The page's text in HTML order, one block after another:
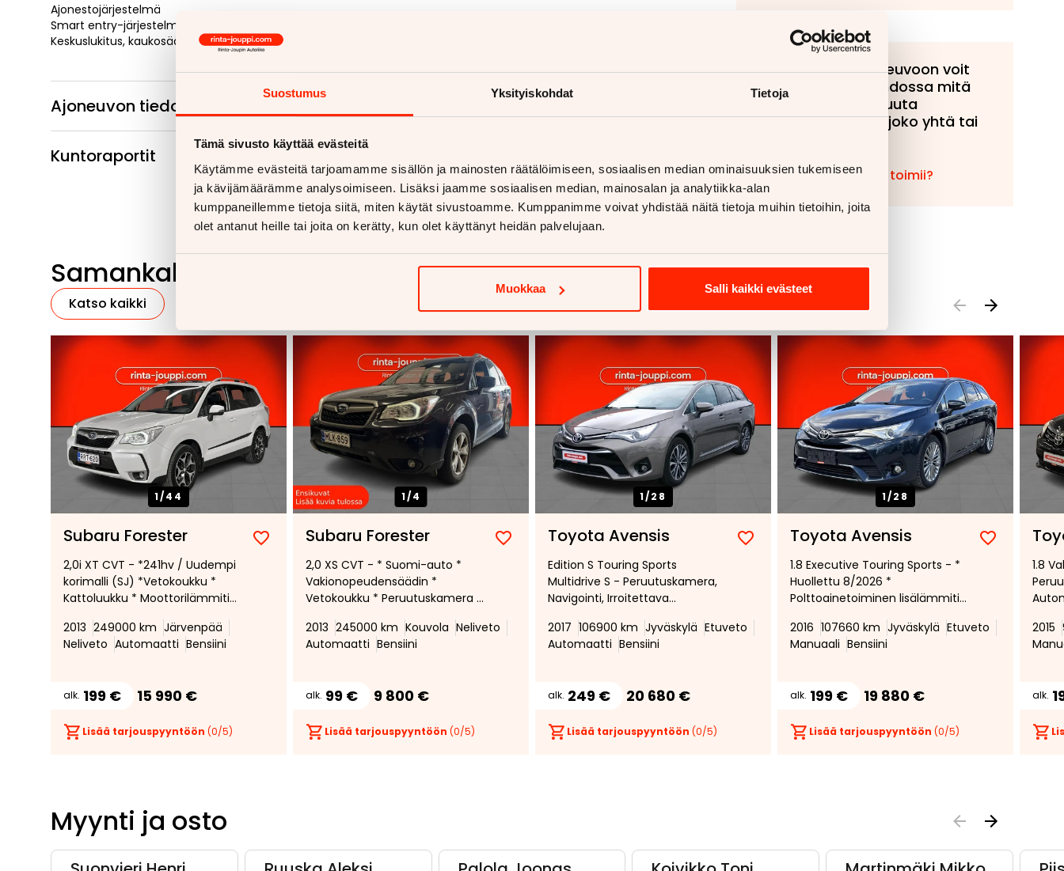
Suostumus Yksityiskohdat Tietoja
Tämä sivusto käyttää evästeitä
Käytämme evästeitä tarjoamamme sisällön ja mainosten räätälöimiseen, sosiaalisen median ominaisuuksien tukemiseen
ja kävijämäärämme analysoimiseen. Lisäksi jaamme sosiaalisen median, mainosalan ja analytiikka-alan
kumppaneillemme tietoja siitä, miten käytät sivustoamme. Kumppanimme voivat yhdistää näitä tietoja muihin tietoihin, joita
olet antanut heille tai joita on kerätty, kun olet käyttänyt heidän palvelujaan.
Muokkaa Salli kaikki evästeet
Ajonestojärjestelmä
Smart entry-järjestelmä, Nappikäynnistys
Keskuslukitus, kaukosäätöinen
Ajoneuvon tiedot
Kuntoraportit
Tähän ajoneuvoon voit
tarjota vaihdossa mitä
tahansa muuta
ajoneuvoa, joko yhtä tai
Miten vaihto toimii?
Samankaltaisia ajoneuvoja
Katso kaikki
1/44
Subaru Forester
Lisää
suosikiksi
Poista
suosikeista
2,0i XT CVT - *241hv / Uudempi
korimalli (SJ) *Vetokoukku *
Kattoluukku * Moottorilämmitin
* Avaimeton kulku *
Sähkösäätöiset penkit
2013 249000 km Järvenpää
Neliveto Automaatti Bensiini
alk. 199 € 15 990 €
Lisää tarjouspyyntöön (0/5)
1/4
Subaru Forester
Lisää
suosikiksi
Poista
suosikeista
2,0 XS CVT - * Suomi-auto *
Vakionopeudensäädin *
Vetokoukku * Peruutuskamera *
Pysäköintitutkat * X-mode *
2013 245000 km Kouvola Neliveto
Automaatti Bensiini
alk. 99 € 9 800 €
Lisää tarjouspyyntöön (0/5)
1/28
Toyota Avensis
Lisää
suosikiksi
Poista
suosikeista
Edition S Touring Sports
Multidrive S - Peruutuskamera,
Navigointi, Irroitettava
2017 106900 km Jyväskylä Etuveto
Automaatti Bensiini
alk. 249 € 20 680 €
Lisää tarjouspyyntöön (0/5)
1/28
Toyota Avensis
Lisää
suosikiksi
Poista
1.8 Executive Touring Sports - *
Huollettu 8/2026 *
Polttoainetoiminen lisälämmitin
Navigointijärjestelmä *
Peruutuskamera * Kaistavahti *
2016 107660 km Jyväskylä Etuveto
Manuaali Bensiini
alk. 199 € 19 880 €
Lisää tarjouspyyntöön (0/5)
1.8
2015
alk.
Myynti ja osto